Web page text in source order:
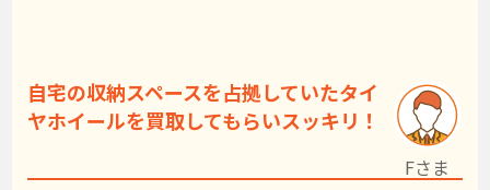
自宅の収納スペースを占拠していたタイ
ヤホイールを買取してもらいスッキリ！
Fさま